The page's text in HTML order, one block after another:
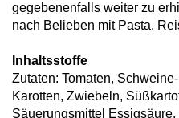
gegebenenfalls weiter zu
nach Belieben mit Pasta,
Inhaltsstoffe
Zutaten: Tomaten,
Karotten, Zwiebeln,
Säuerungsmittel